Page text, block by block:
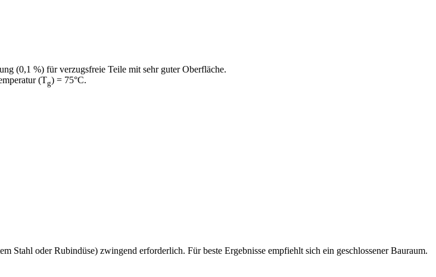
(0,1 %) für verzugsfreie Teile mit sehr guter Oberfläche.
(Tg) = 75°C.
Stahl oder Rubindüse) zwingend erforderlich. Für beste Ergebnisse empfiehlt sich ein geschlossener Bauraum.